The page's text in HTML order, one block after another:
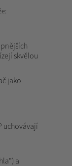
skvělou
jako
uchovávají
a